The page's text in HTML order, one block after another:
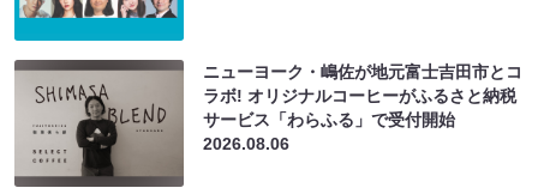
ニューヨーク・嶋佐が地元富士吉田市とコ
ラボ! オリジナルコーヒーがふるさと納税
サービス「わらふる」で受付開始
2026.08.06